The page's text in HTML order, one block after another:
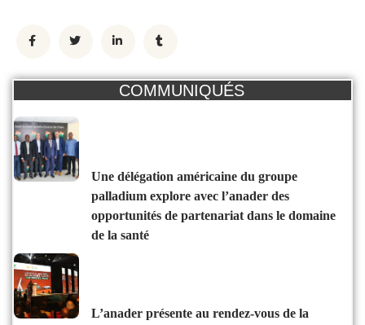
COMMUNIQUÉS
une délégation américaine du groupe
palladium explore avec l’anader des
opportunités de partenariat dans le domaine
de la santé
l’anader présente au rendez-vous de la